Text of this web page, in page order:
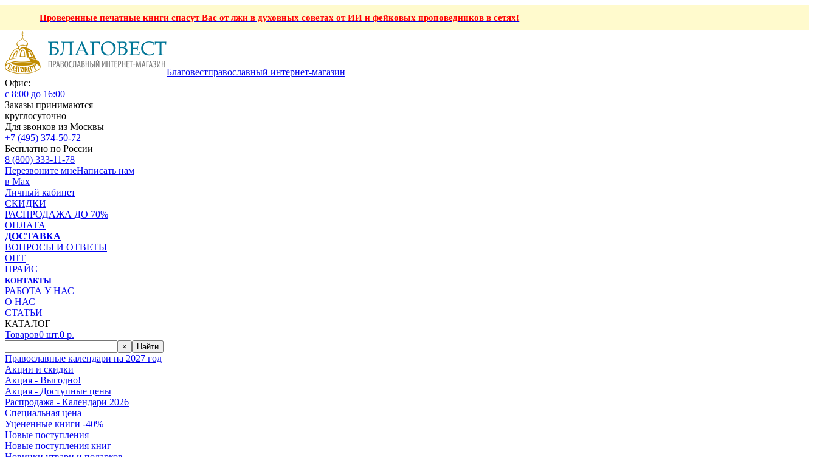
Проверенные печатные книги спасут Вас от лжи в духовных советах от ИИ и фейковых проповедников в сетях!
Благовестправославный интернет-магазин
Офис:
с 8:00 до 16:00
Заказы принимаются
круглосуточно
Для звонков из Москвы
+7 (495) 374-50-72
Бесплатно по России
8 (800) 333-11-78
Перезвоните мнеНаписать нам
в Max
Личный кабинет
СКИДКИ
РАСПРОДАЖА ДО 70%
ОПЛАТА
ДОСТАВКА
ВОПРОСЫ И ОТВЕТЫ
ОПТ
ПРАЙС
КОНТАКТЫ
РАБОТА У НАС
О НАС
СТАТЬИ
КАТАЛОГ
Товаров0 шт.0 р.
× Найти
Православные календари на 2027 год
Акции и скидки
Акция - Выгодно!
Акция - Доступные цены
Распродажа - Календари 2026
Специальная цена
Уцененные книги -40%
Новые поступления
Новые поступления книг